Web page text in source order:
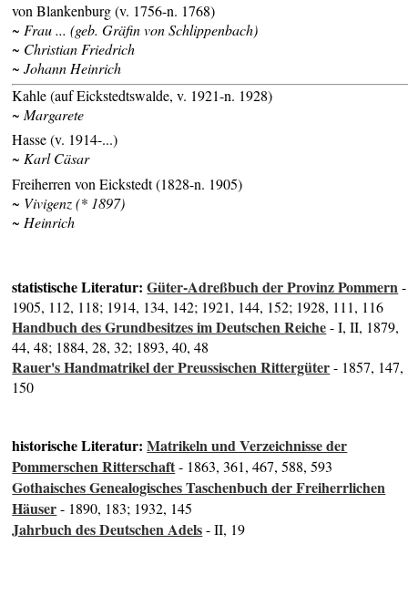
von Blankenburg (v. 1756-n. 1768)
~ Frau ... (geb. Gräfin von Schlippenbach)
~ Christian Friedrich
~ Johann Heinrich
Kahle (auf Eickstedtswalde, v. 1921-n. 1928)
~ Margarete
Hasse (v. 1914-...)
~ Karl Cäsar
Freiherren von Eickstedt (1828-n. 1905)
~ Vivigenz (* 1897)
~ Heinrich
statistische Literatur:Güter-Adreßbuch der Provinz Pommern-
1905, 112, 118; 1914, 134, 142; 1921, 144, 152; 1928, 111, 116
Handbuch des Grundbesitzes im Deutschen Reiche- I, II, 1879,
44, 48; 1884, 28, 32; 1893, 40, 48
Rauer's Handmatrikel der Preussischen Rittergüter- 1857, 147,
150
historische Literatur:Matrikeln und Verzeichnisse der
Pommerschen Ritterschaft- 1863, 361, 467, 588, 593
Gothaisches Genealogisches Taschenbuch der Freiherrlichen
Häuser- 1890, 183; 1932, 145
Jahrbuch des Deutschen Adels- II, 19